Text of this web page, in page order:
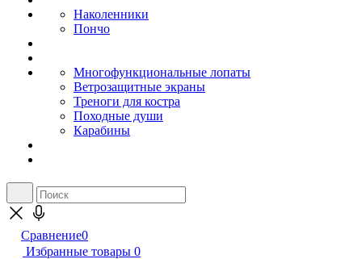
Наколенники
Пончо
Многофункциональные лопаты
Ветрозащитные экраны
Треноги для костра
Походные души
Карабины
Сравнение0
Избранные товары 0